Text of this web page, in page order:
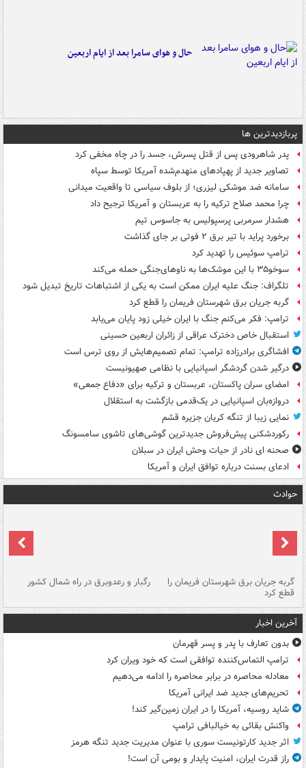
حال و هوای سامرا بعد از ایام اربعین
پربازدیدترین ها
پدر شاهرودی پس از قتل پسرش، جسد را در چاه مخفی کرد
تصاویر جدید از پهپادهای منهدم‌شده آمریکا توسط سپاه
سامانه ضد موشکی لیزری؛ از بلوف سیاسی تا واقعیت میدانی
چرا محمد صلاح ترکیه را به عربستان و آمریکا ترجیح داد
هشدار سرمربی پرسپولیس به جاسوس تیم
برخورد پراید با تیر برق ۲ فوتی بر جای گذاشت
ترامپ سوئیس را تهدید کرد
سوخو۳۵ با این موشک‌ها به ناوهای‌جنگی حمله می‌کند
تلگراف: جنگ علیه ایران ممکن است به یکی از اشتباهات تاریخ تبدیل شود
گربه جریان برق شهرستان فریمان را قطع کرد
ترامپ: فکر می‌کنم جنگ با ایران خیلی زود پایان می‌یابد
استقبال خاص دخترک عراقی از زائران اربعین حسینی
افشاگری برادرزاده ترامپ: تمام تصمیم‌هایش از روی ترس است
درگیر شدن گردشگر اسپانیایی با نظامی صهیونیست
امضای سران پاکستان، عربستان و ترکیه برای «دفاع جمعی»
دروازه‌بان اسپانیایی در یک‌قدمی بازگشت به استقلال
نمایی زیبا از تنگه کریان جزیره قشم
رکوردشکنی پیش‌فروش جدیدترین گوشی‌های تاشوی سامسونگ
صحنه ای نادر از حیات وحش ایران در سبلان
ادعای بسنت درباره توافق ایران و آمریکا
حوادث
گربه جریان برق شهرستان فریمان را
قطع کرد
رگبار و رعدوبرق در راه شمال کشور
آخرین اخبار
بدون تعارف با پدر و پسر قهرمان
ترامپ التماس‌کننده توافقی است که خود ویران کرد
معادله محاصره در برابر محاصره را ادامه می‌دهیم
تحریم‌های جدید ضد ایرانی آمریکا
شاید روسیه، آمریکا را در ایران زمین‌گیر کند!
واکنش بقائی به خیالبافی ترامپ
اثر جدید کارتونیست سوری با عنوان مدیریت جدید تنگه هرمز
راز قدرت ایران، امنیت پایدار و بومی آن است!